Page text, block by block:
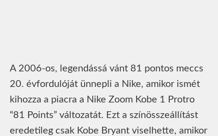
A 2006-os, legendássá vánt 81 pontos meccs
20. évfordulóját ünnepli a Nike, amikor ismét
kihozza a piacra a Nike Zoom Kobe 1 Protro
“81 Points” változatát. Ezt a színösszeállítást
eredetileg csak Kobe Bryant viselhette, amikor